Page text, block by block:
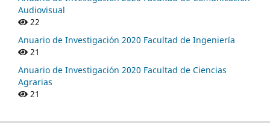
Audiovisual
22
Anuario de Investigación 2020 Facultad de Ingeniería
21
Anuario de Investigación 2020 Facultad de Ciencias
Agrarias
21